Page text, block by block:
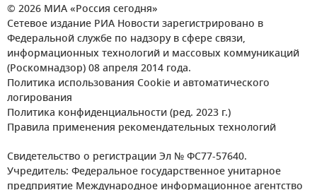
© 2026 МИА «Россия сегодня»
Сетевое издание РИА Новости зарегистрировано в
Федеральной службе по надзору в сфере связи,
информационных технологий и массовых коммуникаций
(Роскомнадзор) 08 апреля 2014 года.
Политика использования Cookie и автоматического
логирования
Политика конфиденциальности (ред. 2023 г.)
Правила применения рекомендательных технологий
Свидетельство о регистрации Эл № ФС77-57640.
Учредитель: Федеральное государственное унитарное
предприятие Международное информационное агентство